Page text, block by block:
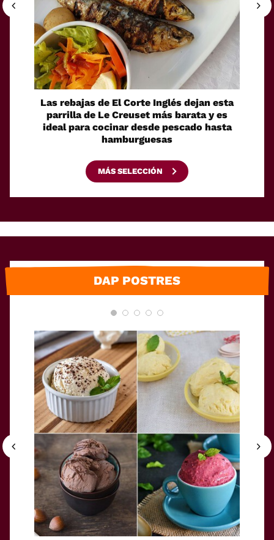
Las rebajas de El Corte Inglés dejan esta
parrilla de Le Creuset más barata y es
ideal para cocinar desde pescado hasta
hamburguesas
MÁS SELECCIÓN
DAP POSTRES